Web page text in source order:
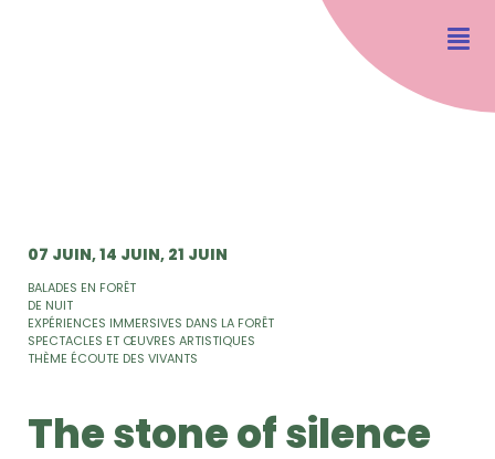
07 JUIN 14 JUIN 21 JUIN
BALADES EN FORÊT
DE NUIT
EXPÉRIENCES IMMERSIVES DANS LA FORÊT
SPECTACLES ET ŒUVRES ARTISTIQUES
THÈME ÉCOUTE DES VIVANTS
The stone of silence